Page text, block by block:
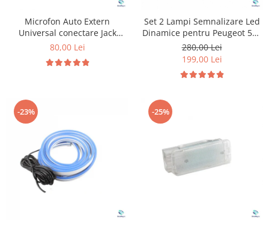
Microfon Auto Extern
Universal conectare Jack
3.5mm
80,00 Lei
Set 2 Lampi Semnalizare Led
Dinamice pentru Peugeot 508
& Citroen C4
280,00 Lei
199,00 Lei
-23% -25%